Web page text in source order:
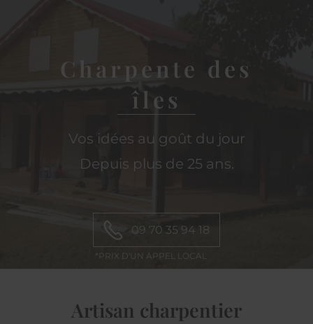
Charpente des
îles
Vos idées au goût du jour
Depuis plus de 25 ans.
09 70 35 94 18
Artisan charpentier